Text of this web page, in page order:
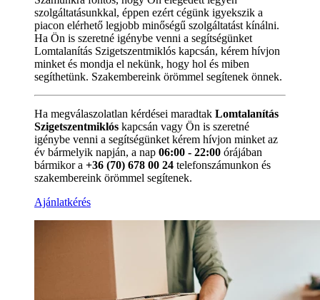
szolgáltatásunkkal, éppen ezért cégünk igyekszik a
piacon elérhető legjobb minőségű szolgáltatást kínálni.
Ha Ön is szeretné igénybe venni a segítségünket
Lomtalanítás Szigetszentmiklós kapcsán, kérem hívjon
minket és mondja el nekünk, hogy hol és miben
segíthetünk. Szakembereink örömmel segítenek önnek.
Ha megválaszolatlan kérdései maradtak Lomtalanítás
Szigetszentmiklós kapcsán vagy Ön is szeretné
igénybe venni a segítségünket kérem hívjon minket az
év bármelyik napján, a nap 06:00 - 22:00 órájában
bármikor a +36 (70) 678 00 24 telefonszámunkon és
szakembereink örömmel segítenek.
Ajánlatkérés